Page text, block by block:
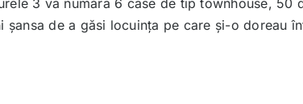
de a găsi locuința pe care și-o doreau